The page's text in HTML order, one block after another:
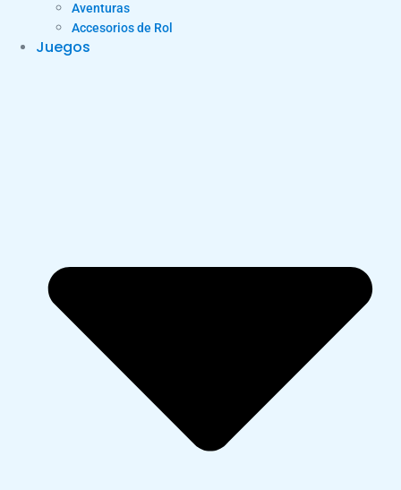
Aventuras
Accesorios de Rol
Juegos